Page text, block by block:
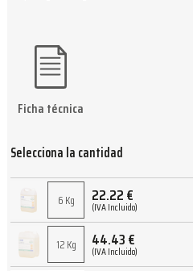
Selecciona la cantidad
6 Kg 22.22€
(IVA Incluido)
12 Kg 44.43€
(IVA Incluido)
Ficha técnica